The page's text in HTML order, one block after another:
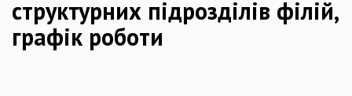
структурних підрозділів філій,
графік роботи